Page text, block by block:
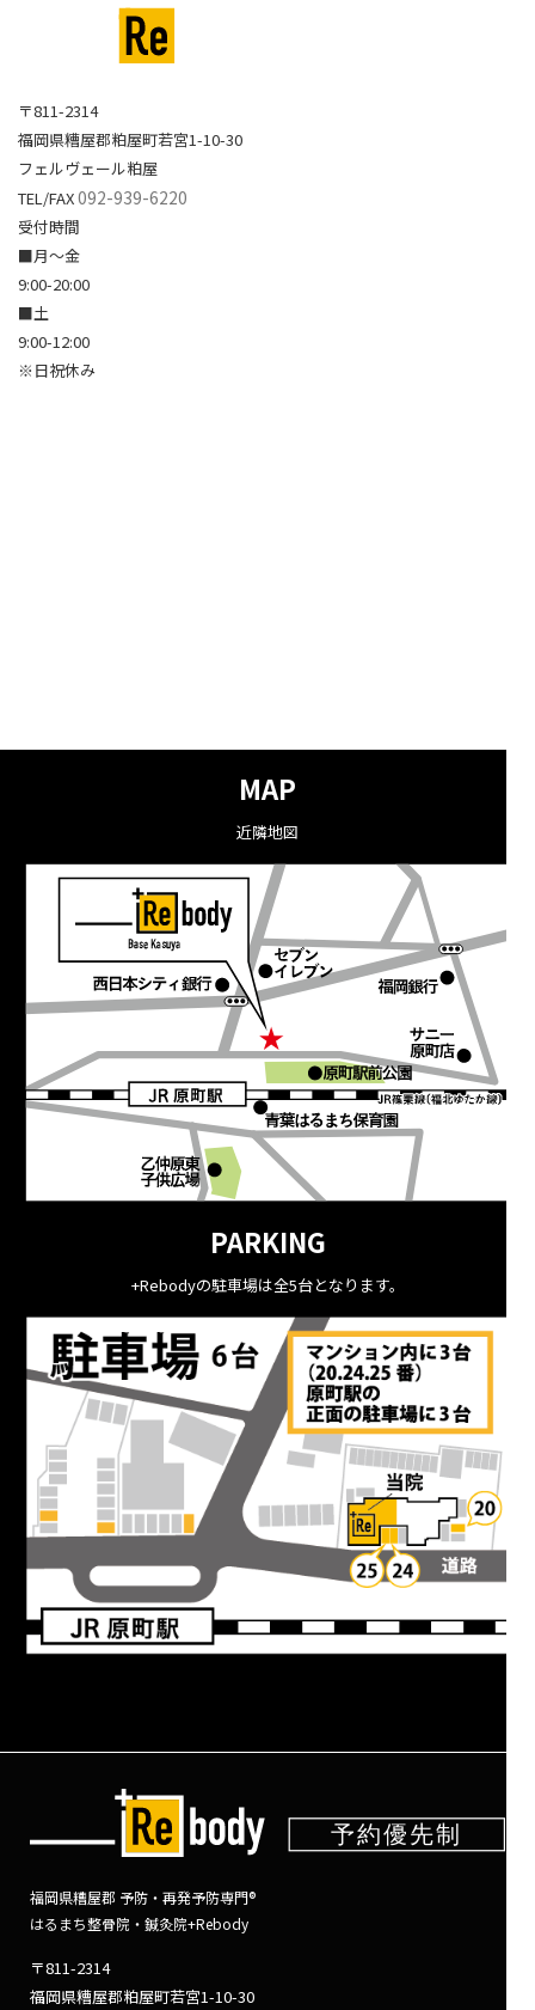
〒811-2314
福岡県糟屋郡粕屋町若宮1-10-30
フェルヴェール粕屋
TEL/FAX092-939-6220
受付時間
■月～金
9:00-20:00
■土
9:00-12:00
※日祝休み
MAP
近隣地図
PARKING
+Rebodyの駐車場は全5台となります。
福岡県糟屋郡 予防・再発予防専門®
はるまち整骨院・鍼灸院+Rebody
〒811-2314
福岡県糟屋郡粕屋町若宮1-10-30